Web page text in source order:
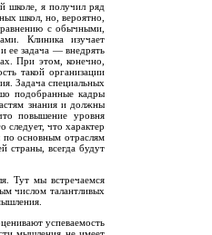
школе, я получил ряд
школ, но, вероятно,
с обычными,
Клиника изучает
ее задача — внедрять
При этом, конечно,
такой организации
Задача специальных
подобранные кадры
знания и должны
повышение уровня
следует, что характер
по основным отраслям
страны, всегда будут
Тут мы встречаемся
числом талантливых
успеваемость